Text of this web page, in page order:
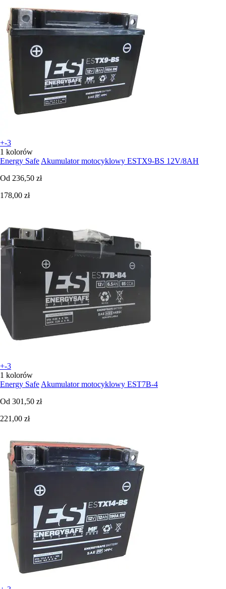
+-3
1 kolorów
Energy Safe Akumulator motocyklowy ESTX9-BS 12V/8AH
Od 236,50 zł
178,00 zł
+-3
1 kolorów
Energy Safe Akumulator motocyklowy EST7B-4
Od 301,50 zł
221,00 zł